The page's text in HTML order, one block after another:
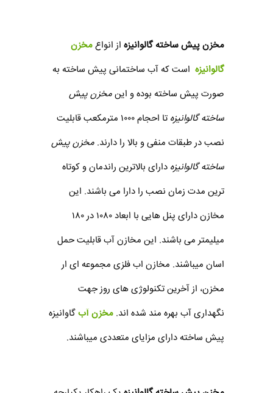
مخزن پیش ساخته گالوانیزه از انواعمخزن
گالوانیزه است که آب ساختمانی پیش ساخته به
صورت پیش ساخته بوده و اینمخزن پیش
ساخته گالوانیزه
تا احجام ۱۰۰۰ مترمکعب قابلیت
نصب در طبقات منفی و بالا را دارند. مخزن پیش
ساخته گالوانیزه دارای بالاترین راندمان و کوتاه
ترین مدت زمان نصب را دارا می باشند. این
مخازن دارای پنل هایی با ابعاد ۱۰۸۰ در ۱۸۰
میلیمتر می باشند. این مخازن آب قابلیت حمل
اسان میباشند. مخازن اب فلزی مجموعه ای ار
مخزن، از آخرین تکنولوژی های روز جهت
نگهداری آب بهره مند شده اند. مخزن آبگاوانیزه
پیش ساخته دارای مزایای متعددی میباشند.